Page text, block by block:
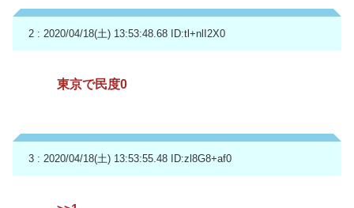
2 : 2020/04/18(土) 13:53:48.68 ID:tl+nlI2X0
東京で民度0
3 : 2020/04/18(土) 13:53:55.48 ID:zl8G8+af0